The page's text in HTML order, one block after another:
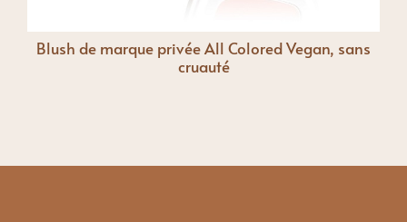
Blush de marque privée All Colored Vegan, sans
cruauté